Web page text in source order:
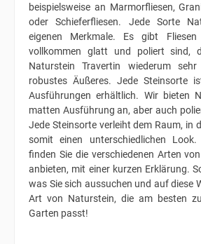
beispielsweise an Marmorfliesen,
oder Schieferfliesen. Jede Sorte
eigenen Merkmale. Es gibt
vollkommen glatt und poliert sind,
Naturstein Travertin wiederum
robustes Äußeres. Jede Steinsorte
Ausführungen erhältlich. Wir bieten
matten Ausführung an, aber auch
Jede Steinsorte verleiht dem Raum, in
somit einen unterschiedlichen
finden Sie die verschiedenen Arten
anbieten, mit einer kurzen Erklärung.
was Sie sich aussuchen und auf diese
Art von Naturstein, die am besten
Garten passt!